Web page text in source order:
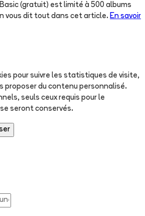
(gratuit) est limité à 500 albums
vous dit tout dans cet article. En savoir
pour suivre les statistiques de visite,
proposer du contenu personnalisé.
seuls ceux requis pour le
seront conservés.